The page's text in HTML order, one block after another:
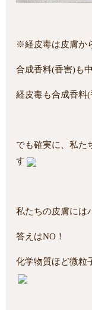
※経皮毒は皮膚か
合成香料(香害)も
経皮毒も合成香料
でも確実に、私た
す
私たちの皮膚には
答えはNO！
化学物質ほど微粒